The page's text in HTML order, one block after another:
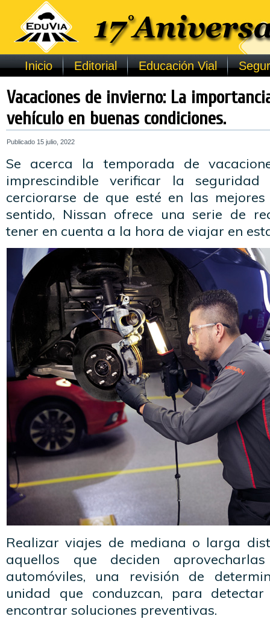
Inicio Editorial Educación Vial
Vacaciones de invierno: La
vehículo en buenas condiciones.
Publicado 15 julio, 2022
Se acerca la temporada de
imprescindible verificar la
cerciorarse de que esté en las mejores
sentido, Nissan ofrece una serie de
tener en cuenta a la hora de viajar en
Realizar viajes de mediana o larga
aquellos que deciden
automóviles, una revisión de
unidad que conduzcan, para
encontrar soluciones preventivas.